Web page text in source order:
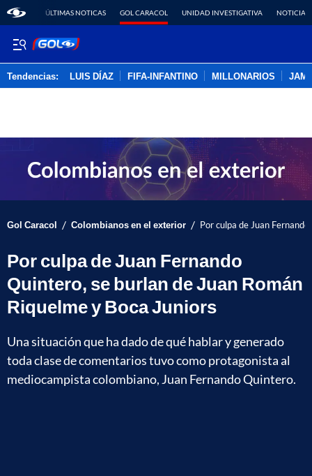
ÚLTIMAS NOTICAS GOL CARACOL UNIDAD INVESTIGATIVA NOTICIAS
Tendencias: LUIS DÍAZ FIFA-INFANTINO MILLONARIOS
Gol Caracol / Colombianos en el exterior / Por culpa de Juan
Por culpa de Juan Fernando
Quintero, se burlan de Juan Román
Riquelme y Boca Juniors
Una situación que ha dado de qué hablar y generado
toda clase de comentarios tuvo como protagonista al
mediocampista colombiano, Juan Fernando Quintero.